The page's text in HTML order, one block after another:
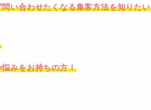
い合わせたくなる集客方法を知りたい
みをお持ちの方！